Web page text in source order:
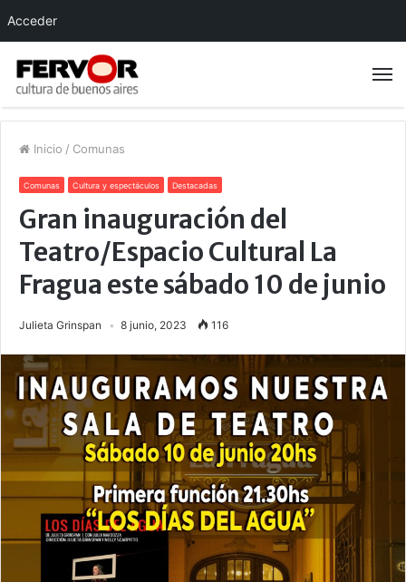
Inicio / Comunas
Comunas Cultura y espectáculos Destacadas
Gran inauguración del
Teatro/Espacio Cultural La
Fragua este sábado 10 de junio
Julieta Grinspan 8 junio, 2023 116
Acceder